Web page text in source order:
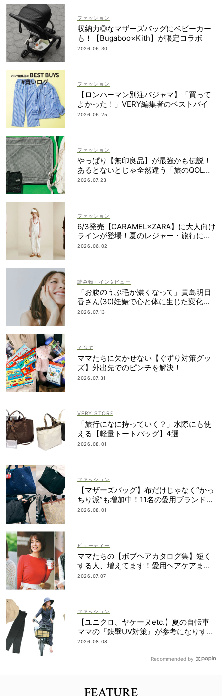
ファッション
収納力◎なマザーズバッグにベビーカー
も！【Bugaboo×Kith】が限定コラボ
2026.06.30
ファッション
【ロンハーマン別注パジャマ】「買って
よかった！」VERY編集者のベストバイ
2026.06.25
ファッション
やっぱり【無印良品】が最強かも伝説！
あるとないとじゃ全然違う「旅のQOL爆
上げアイテム」
2026.07.23
ファッション
6/3発売【CARAMEL×ZARA】に大人向け
ラインが登場！夏のレジャー・旅行にも
おすすめ
2026.06.02
読み物・インタビュー
「お腹のうぶ毛が濃くなって」貴島明日
香さん(30)妊娠で心と体に生じた変化も
「愛しいです」
2026.07.13
子育て
ママたちに欠かせない【ぐずり対策グッ
ズ】外出先でのピンチを解決！
2026.07.31
VERY STORE
「旅行になに持っていく？」水際にも使
える【軽量トートバッグ】4選
2026.08.01
ファッション
【マザーズバッグ】布だけじゃなく“かっ
ちり派”も増加中！11名の愛用ブランド
は？
2026.08.01
ビューティー
ママたちの【ボブヘアカタログ集】短く
する人、増えてます！愛用ヘアケアまで
全部見せ
2026.07.07
ファッション
【ユニクロ、ヤケーヌetc.】夏の自転車
ママの『鉄壁UV対策』が参考になりすぎ
る！
2026.08.08
Recommended by
FEATURE